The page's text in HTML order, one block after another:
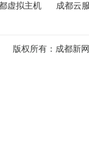
虚拟主机
成都云
版权所有：成都新